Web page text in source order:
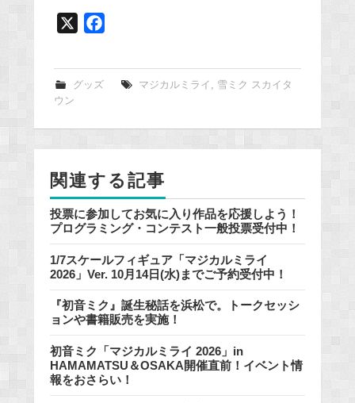
o
o
グッズ マジカルミライ , 雪ミク スカイタ
ウン
関連する記事
投票に参加してお気に入り作品を応援しよう！
プログラミング・コンテスト一般投票受付中！
1/7スケールフィギュア「マジカルミライ
2026」Ver. 10月14日(水)までご予約受付中！
『初音ミク』誕生秘話を浜松で。トークセッシ
ョンや書籍販売を実施！
初音ミク「マジカルミライ 2026」in
HAMAMATSU＆OSAKA開催直前！イベント情
報をおさらい！